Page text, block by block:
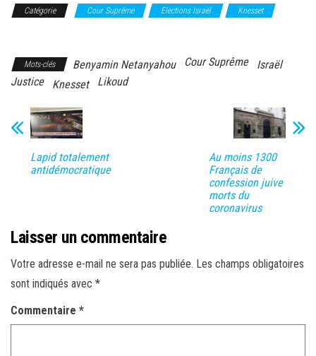
Catégorie Cour Suprême Elections Israël
Knesset
Mots-clés Benyamin Netanyahou Cour Suprême
Israël
Justice
Knesset Likoud
Lapid totalement
antidémocratique
Au moins 1300
Français de
confession juive
morts du
coronavirus
Laisser un commentaire
Votre adresse e-mail ne sera pas publiée. Les champs obligatoires
sont indiqués avec *
Commentaire *